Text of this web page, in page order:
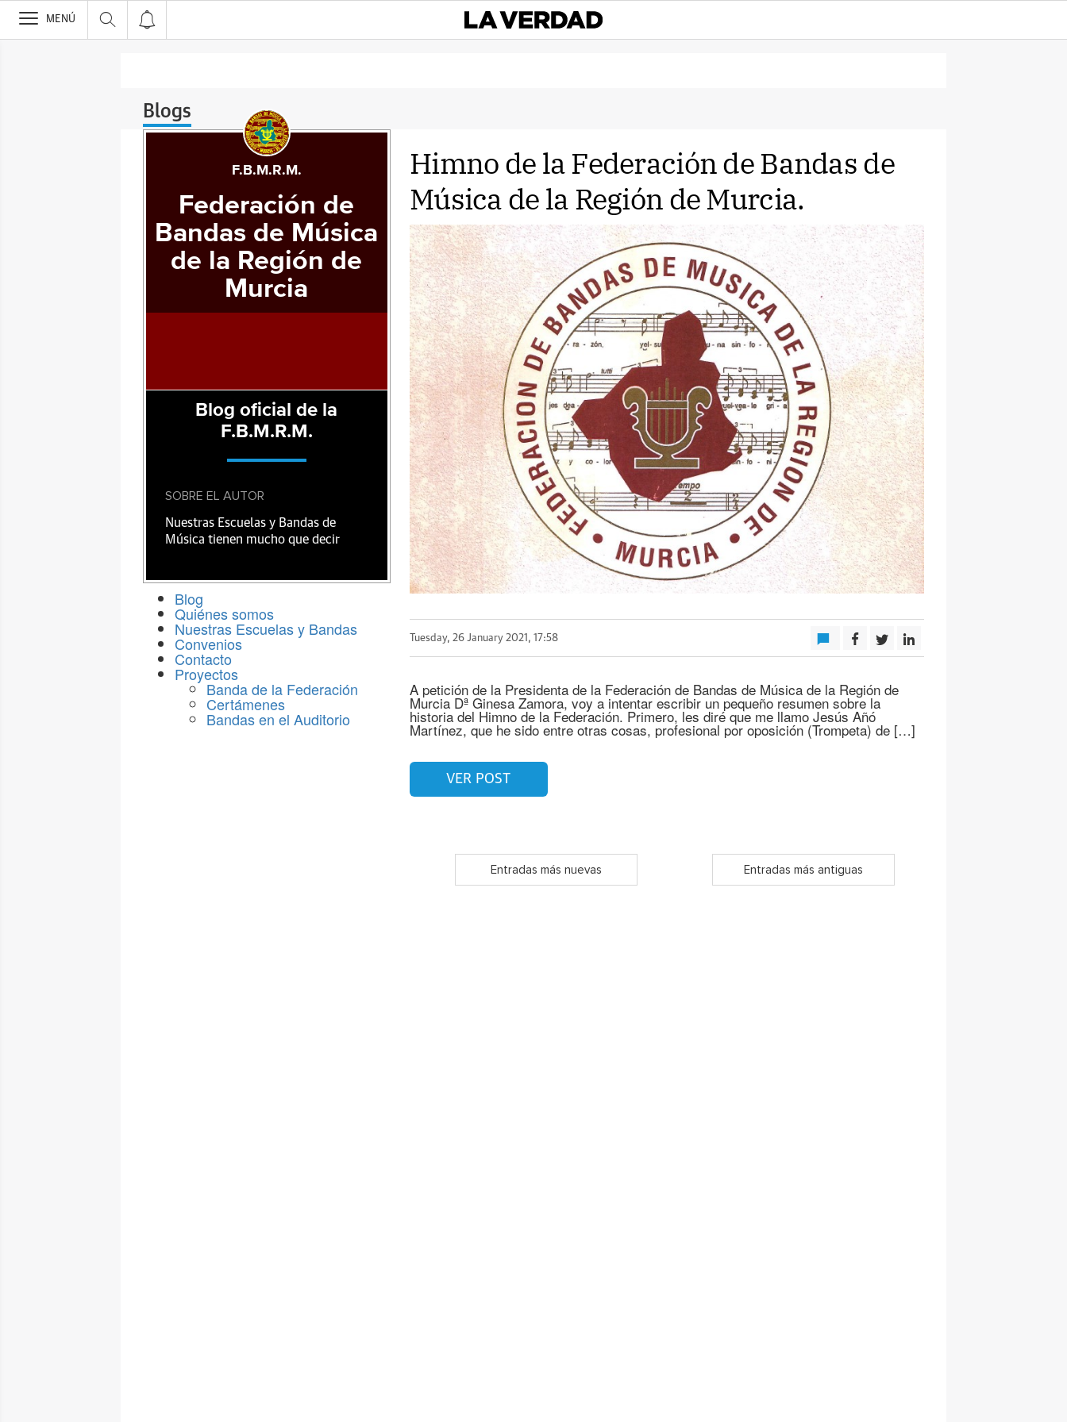
>
MENÚ
Blogs
Himno de la Federación de Bandas de
Música de la Región de Murcia.
Tuesday, 26 January 2021, 17:58
A petición de la Presidenta de la Federación de Bandas de Música de la Región de
Murcia Dª Ginesa Zamora, voy a intentar escribir un pequeño resumen sobre la
historia del Himno de la Federación. Primero, les diré que me llamo Jesús Añó
Martínez, que he sido entre otras cosas, profesional por oposición (Trompeta) de […]
VER POST
Entradas más nuevas Entradas más antiguas
F.B.M.R.M.
Federación de
Bandas de Música
de la Región de
Murcia
Blog oficial de la
F.B.M.R.M.
SOBRE EL AUTOR
Nuestras Escuelas y Bandas de
Música tienen mucho que decir
Blog
Quiénes somos
Nuestras Escuelas y Bandas
Convenios
Contacto
Proyectos
Banda de la Federación
Certámenes
Bandas en el Auditorio